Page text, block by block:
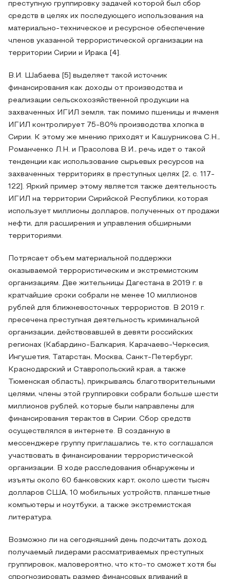
преступную группировку задачей которой был сбор
средств в целях их последующего использования на
материально-техническое и ресурсное обеспечение
членов указанной террористической организации на
территории Сирии и Ирака [4].
В.И. Шабаева [5] выделяет такой источник
финансирования как доходы от производства и
реализации сельскохозяйственной продукции на
захваченных ИГИЛ земля, так помимо пшеницы и ячменя
ИГИЛ контролирует 75-80% производства хлопка в
Сирии. К этому же мнению приходят и Кашурникова С.Н.,
Романченко Л.Н. и Прасолова В.И., речь идет о такой
тенденции как использование сырьевых ресурсов на
захваченных территориях в преступных целях [2, c. 117-
122]. Яркий пример этому является также деятельность
ИГИЛ на территории Сирийской Республики, которая
использует миллионы долларов, полученных от продажи
нефти, для расширения и управления обширными
территориями.
Потрясает объем материальной поддержки
оказываемой террористическим и экстремистским
организациям. Две жительницы Дагестана в 2019 г. в
кратчайшие сроки собрали не менее 10 миллионов
рублей для ближневосточных террористов. В 2019 г.
пресечена преступная деятельность криминальной
организации, действовавшей в девяти российских
регионах (Кабардино-Балкария, Карачаево-Черкесия,
Ингушетия, Татарстан, Москва, Санкт-Петербург,
Краснодарский и Ставропольский края, а также
Тюменская область), прикрываясь благотворительными
целями, члены этой группировки собрали больше шести
миллионов рублей, которые были направлены для
финансирования терактов в Сирии. Сбор средств
осуществлялся в интернете. В созданную в
мессенджере группу приглашались те, кто соглашался
участвовать в финансировании террористической
организации. В ходе расследования обнаружены и
изъяты около 60 банковских карт, около шести тысяч
долларов США, 10 мобильных устройств, планшетные
компьютеры и ноутбуки, а также экстремистская
литература.
Возможно ли на сегодняшний день подсчитать доход,
получаемый лидерами рассматриваемых преступных
группировок, маловероятно, что кто-то сможет хотя бы
спрогнозировать размер финансовых вливаний в